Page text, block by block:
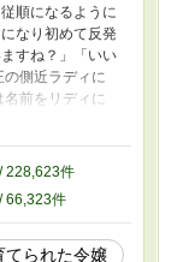
順になるように
なり初めて反発
すね？」「いい
側近ラディに
前をリディに
うやら普通の人
228,623件
66,323件
てられた令嬢